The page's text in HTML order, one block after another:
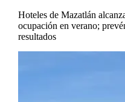
Hoteles de Mazatlán
ocupación en verano;
resultados